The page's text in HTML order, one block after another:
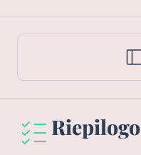
Riepilogo